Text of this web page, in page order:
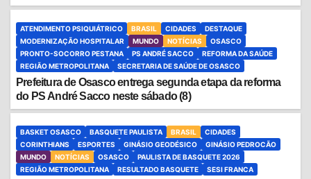
ATENDIMENTO PSIQUIÁTRICO BRASIL CIDADES
DESTAQUE
MODERNIZAÇÃO HOSPITALAR
MUNDO NOTÍCIAS
OSASCO
PRONTO-SOCORRO PESTANA
PS ANDRÉ SACCO
REFORMA DA SAÚDE
REGIÃO METROPOLITANA
SECRETARIA DE SAÚDE DE OSASCO
Prefeitura de Osasco entrega segunda etapa da reforma
do PS André Sacco neste sábado (8)
BASKET OSASCO BASQUETE PAULISTA BRASIL
CIDADES
CORINTHIANS
ESPORTES GINÁSIO GEODÉSICO
GINÁSIO PEDROCÃO
MUNDO
NOTÍCIAS OSASCO
PAULISTA DE BASQUETE 2026
REGIÃO METROPOLITANA
RESULTADO BASQUETE SESI FRANCA